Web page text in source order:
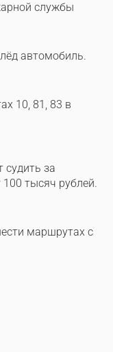
службы
автомобиль.
10, 81, 83 в
судить за
тысяч рублей.
маршрутах с